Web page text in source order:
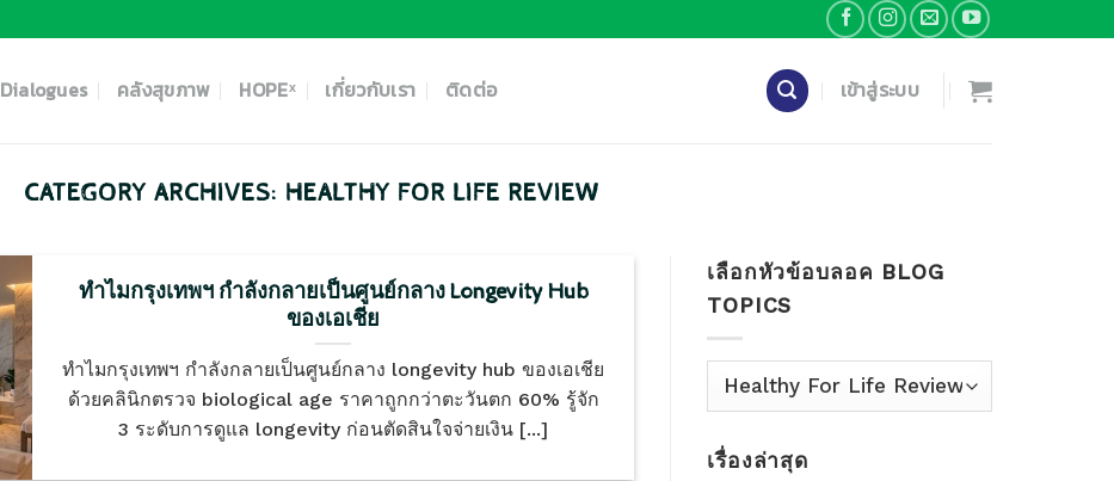
Dialogues คลังสุขภาพ HOPEˣ เกี่ยวกับเรา ติดต่อ เข้าสู่ระบบ
CATEGORY ARCHIVES: HEALTHY FOR LIFE REVIEW
ทำไมกรุงเทพฯ กำลังกลายเป็นศูนย์กลาง Longevity Hub
ของเอเชีย
ทำไมกรุงเทพฯ กำลังกลายเป็นศูนย์กลาง longevity hub ของเอเชีย
ด้วยคลินิกตรวจ biological age ราคาถูกกว่าตะวันตก 60% รู้จัก
3 ระดับการดูแล longevity ก่อนตัดสินใจจ่ายเงิน [...]
เลือกหัวข้อบลอค BLOG
TOPICS
เลือก
บลอค
เรื่องล่าสุด